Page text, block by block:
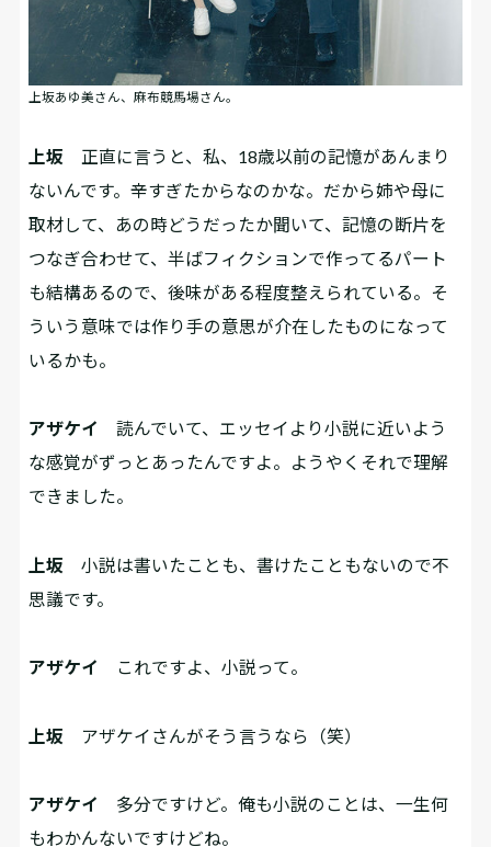
上坂あゆ美さん、麻布競馬場さん。
上坂 正直に言うと、私、18歳以前の記憶があんまり
ないんです。辛すぎたからなのかな。だから姉や母に
取材して、あの時どうだったか聞いて、記憶の断片を
つなぎ合わせて、半ばフィクションで作ってるパート
も結構あるので、後味がある程度整えられている。そ
ういう意味では作り手の意思が介在したものになって
いるかも。
アザケイ
読んでいて、エッセイより小説に近いよう
な感覚がずっとあったんですよ。ようやくそれで理解
できました。
上坂 小説は書いたことも、書けたこともないので不
思議です。
アザケイ これですよ、小説って。
上坂 アザケイさんがそう言うなら（笑）
アザケイ
多分ですけど。俺も小説のことは、一生何
もわかんないですけどね。